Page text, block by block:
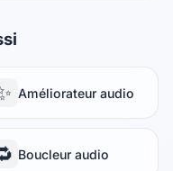
Améliorateur audio
Boucleur audio